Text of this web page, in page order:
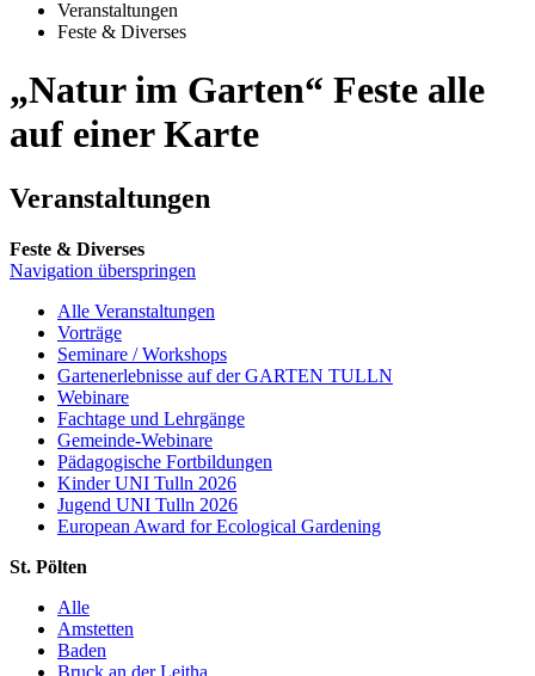
Veranstaltungen
Feste & Diverses
„Natur im Garten“ Feste alle
auf einer Karte
Veranstaltungen
Feste & Diverses
Navigation überspringen
Alle Veranstaltungen
Vorträge
Seminare / Workshops
Gartenerlebnisse auf der GARTEN TULLN
Webinare
Fachtage und Lehrgänge
Gemeinde-Webinare
Pädagogische Fortbildungen
Kinder UNI Tulln 2026
Jugend UNI Tulln 2026
European Award for Ecological Gardening
St. Pölten
Alle
Amstetten
Baden
Bruck an der Leitha